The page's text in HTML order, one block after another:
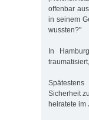
offenbar
in seinem
wussten?"
In
Sicherheit
heiratete im